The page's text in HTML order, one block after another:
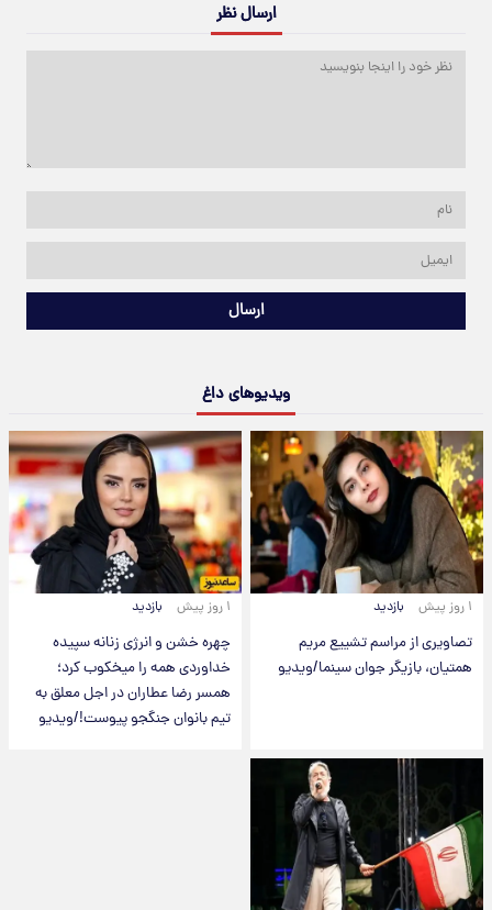
ارسال نظر
ارسال
ویدیوهای داغ
۱ روز پیش بازدید
تصاویری از مراسم تشییع مریم
همتیان، بازیگر جوان سینما/ویدیو
۱ روز پیش بازدید
چهره خشن و انرژی زنانه سپیده
خداوردی همه را میخکوب کرد؛
همسر رضا عطاران در اجل معلق به
تیم بانوان جنگجو پیوست!/ویدیو